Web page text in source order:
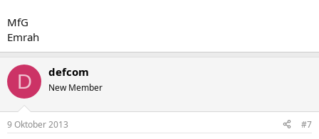
MfG
Emrah
D defcom
New Member
9 Oktober 2013 #7